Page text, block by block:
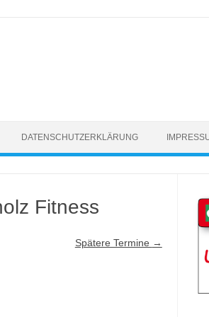
DATENSCHUTZERKLÄRUNG
Fitness
Spätere Termine →